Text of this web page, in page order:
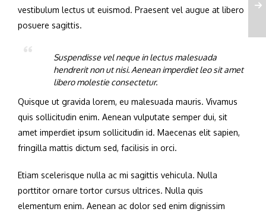
vestibulum lectus ut euismod. Praesent vel augue at libero
posuere sagittis.
Suspendisse vel neque in lectus malesuada
hendrerit non ut nisi. Aenean imperdiet leo sit amet
libero molestie consectetur.
Quisque ut gravida lorem, eu malesuada mauris. Vivamus
quis sollicitudin enim. Aenean vulputate semper dui, sit
amet imperdiet ipsum sollicitudin id. Maecenas elit sapien,
fringilla mattis dictum sed, facilisis in orci.
Etiam scelerisque nulla ac mi sagittis vehicula. Nulla
porttitor ornare tortor cursus ultrices. Nulla quis
elementum enim. Aenean ac dolor sed enim dignissim